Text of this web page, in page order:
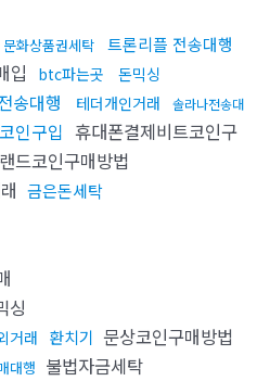
문화상품권세탁
트론리플 전송대행
입 btc파는곳 돈믹싱
송대행 테더개인거래
솔라나전송대
인구입 휴대폰결제비트코인구
드코인구매방법
금은돈세탁
싱
거래 환치기 문상코인구매방법
대행 불법자금세탁